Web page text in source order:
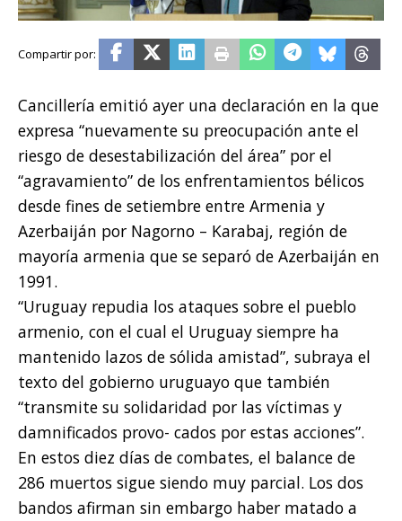
Cancillería emitió ayer una declaración en la que
expresa “nuevamente su preocupación ante el
riesgo de desestabilización del área” por el
“agravamiento” de los enfrentamientos bélicos
desde fines de setiembre entre Armenia y
Azerbaiján por Nagorno – Karabaj, región de
mayoría armenia que se separó de Azerbaiján en
1991.
“Uruguay repudia los ataques sobre el pueblo
armenio, con el cual el Uruguay siempre ha
mantenido lazos de sólida amistad”, subraya el
texto del gobierno uruguayo que también
“transmite su solidaridad por las víctimas y
damnificados provo- cados por estas acciones”.
En estos diez días de combates, el balance de
286 muertos sigue siendo muy parcial. Los dos
bandos afirman sin embargo haber matado a